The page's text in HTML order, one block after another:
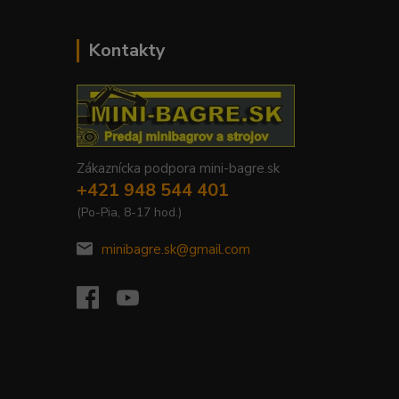
Kontakty
Zákaznícka podpora mini-bagre.sk
+421 948 544 401
(Po-Pia, 8-17 hod.)
minibagre.sk@gmail.com